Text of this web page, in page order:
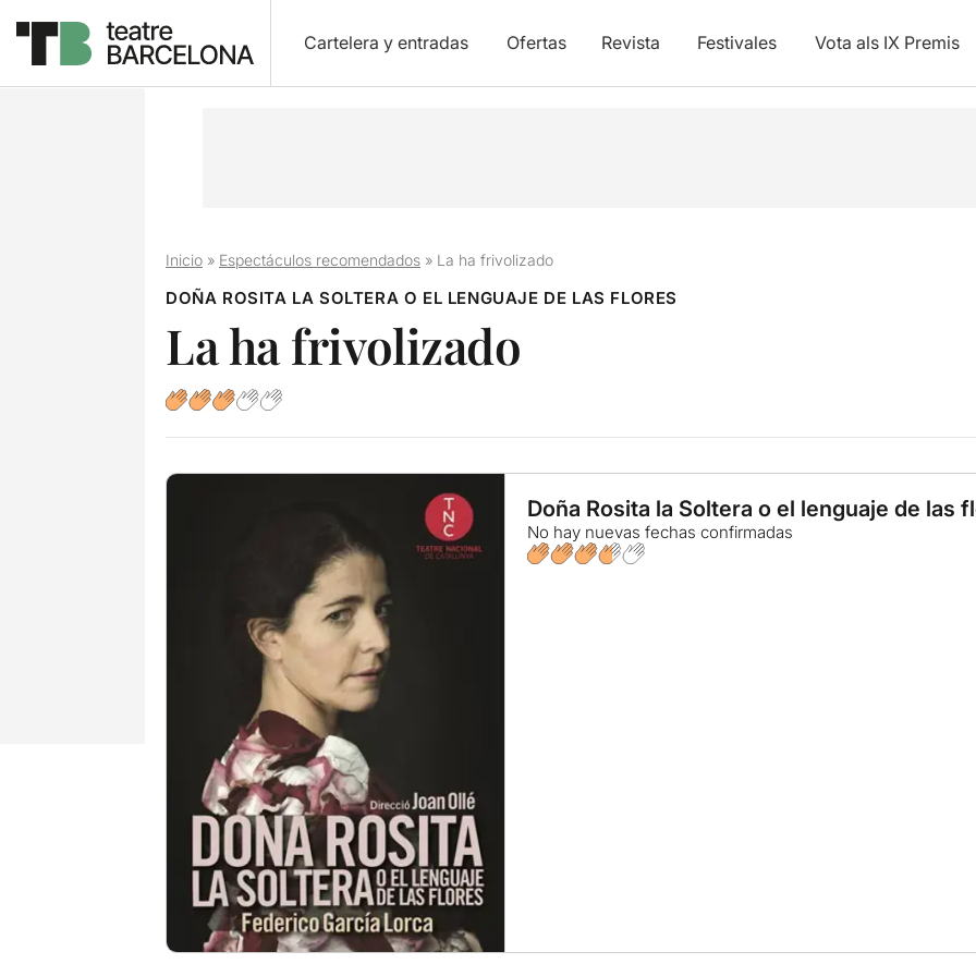
Cartelera y entradas Ofertas Revista Festivales Vota als IX Premis
Inicio» Espectáculos recomendados» La ha frivolizado
DOÑA ROSITA LA SOLTERA O EL LENGUAJE DE LAS FLORES
La ha frivolizado
Doña Rosita la Soltera o el lenguaje de las
No hay nuevas fechas confirmadas